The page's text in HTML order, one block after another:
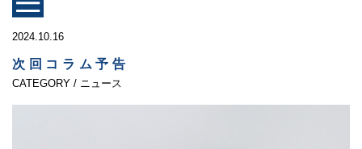
2024.10.16
次回コラム予告
CATEGORY / ニュース